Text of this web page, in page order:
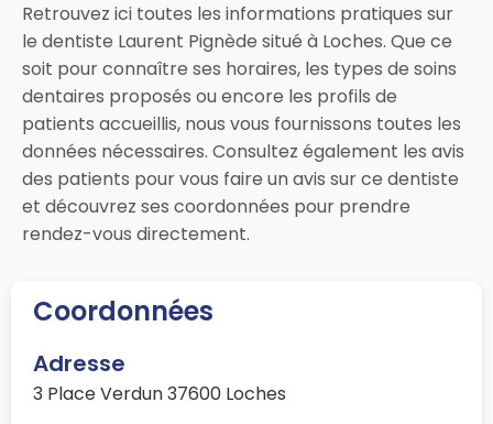
Retrouvez ici toutes les informations pratiques sur
le dentiste Laurent Pignède situé à Loches. Que ce
soit pour connaître ses horaires, les types de soins
dentaires proposés ou encore les profils de
patients accueillis, nous vous fournissons toutes les
données nécessaires. Consultez également les avis
des patients pour vous faire un avis sur ce dentiste
et découvrez ses coordonnées pour prendre
rendez-vous directement.
Coordonnées
Adresse
3 Place Verdun 37600 Loches